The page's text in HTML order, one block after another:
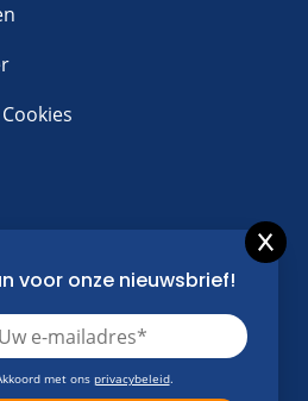
voor onze nieuwsbrief!
met ons privacybeleid.